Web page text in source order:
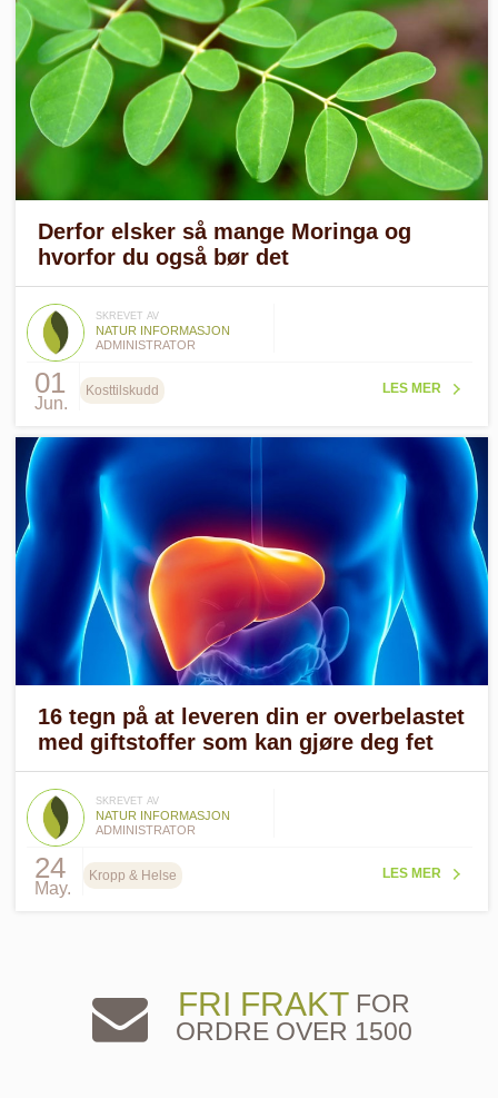
Derfor elsker så mange Moringa og
hvorfor du også bør det
SKREVET AV
NATUR INFORMASJON
ADMINISTRATOR
01
Jun.
Kosttilskudd LES MER
16 tegn på at leveren din er overbelastet
med giftstoffer som kan gjøre deg fet
SKREVET AV
NATUR INFORMASJON
ADMINISTRATOR
24
May.
Kropp & Helse LES MER
FRI FRAKTFOR
ORDRE OVER 1500